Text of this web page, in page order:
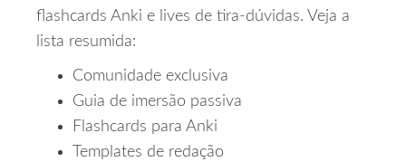
flashcards Anki e lives de tira‑dúvidas. Veja a
lista resumida:
Comunidade exclusiva
Guia de imersão passiva
Flashcards para Anki
Templates de redação